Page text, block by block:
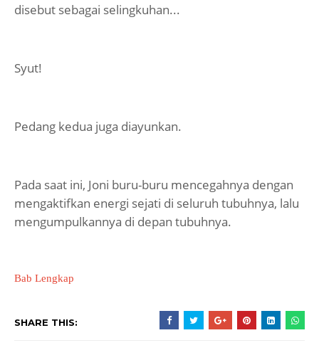
disebut sebagai selingkuhan...
Syut!
Pedang kedua juga diayunkan.
Pada saat ini, Joni buru-buru mencegahnya dengan
mengaktifkan energi sejati di seluruh tubuhnya, lalu
mengumpulkannya di depan tubuhnya.
Bab Lengkap
SHARE THIS: